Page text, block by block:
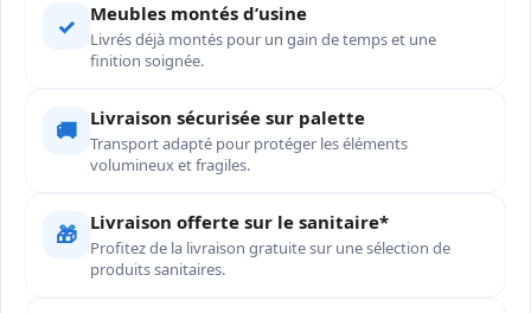
✓ Meubles montés d’usine
Livrés déjà montés pour un gain de temps et une
finition soignée.
🚚 Livraison sécurisée sur palette
Transport adapté pour protéger les éléments
volumineux et fragiles.
🎁 Livraison offerte sur le sanitaire*
Profitez de la livraison gratuite sur une sélection de
produits sanitaires.